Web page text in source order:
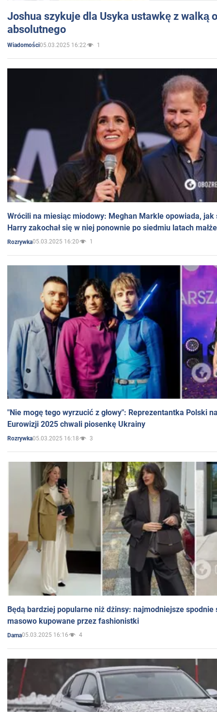
Joshua szykuje dla Usyka ustawkę z walką
absolutnego
Wiadomości05.03.2025 16:22 1
Wrócili na miesiąc miodowy: Meghan Markle opowiada, jak
Harry zakochał się w niej ponownie po siedmiu latach
Rozrywka05.03.2025 16:20 1
"Nie mogę tego wyrzucić z głowy": Reprezentantka Polski
Eurowizji 2025 chwali piosenkę Ukrainy
Rozrywka05.03.2025 16:18 3
Będą bardziej popularne niż dżinsy: najmodniejsze spodnie
masowo kupowane przez fashionistki
Dama05.03.2025 16:16 4